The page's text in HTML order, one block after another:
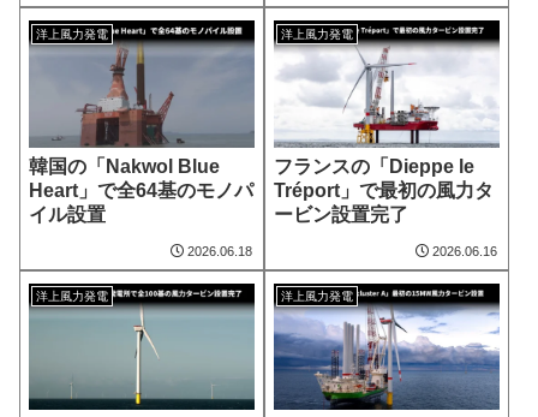
洋上風力発電
韓国の「Nakwol Blue
Heart」で全64基のモノパ
イル設置
2026.06.18
洋上風力発電
フランスの「Dieppe le
Tréport」で最初の風力タ
ービン設置完了
2026.06.16
洋上風力発電 洋上風力発電